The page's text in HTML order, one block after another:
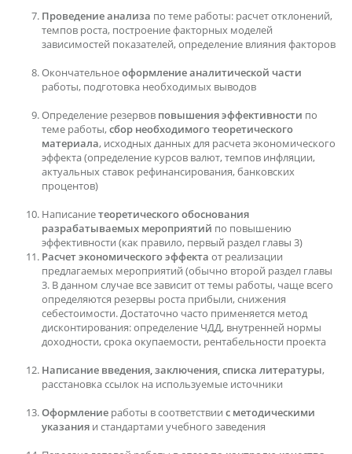
Проведение анализа по теме работы: расчет отклонений,
темпов роста, построение факторных моделей
зависимостей показателей, определение влияния факторов
Окончательноеоформление аналитической части
работы, подготовка необходимых выводов
Определение резервов повышения эффективности по
теме работы,сбор необходимого теоретического
материала, исходных данных для расчета экономического
эффекта (определение курсов валют, темпов инфляции,
актуальных ставок рефинансирования, банковских
процентов)
Написаниетеоретического обоснования
разрабатываемых мероприятий по повышению
эффективности (как правило, первый раздел главы 3)
Расчет экономического эффекта от реализации
предлагаемых мероприятий (обычно второй раздел главы
3. В данном случае все зависит от темы работы, чаще всего
определяются резервы роста прибыли, снижения
себестоимости. Достаточно часто применяется метод
дисконтирования: определение ЧДД, внутренней нормы
доходности, срока окупаемости, рентабельности проекта
Написание введения, заключения, списка литературы,
расстановка ссылок на используемые источники
Оформление работы в соответствии с методическими
указания и стандартами учебного заведения